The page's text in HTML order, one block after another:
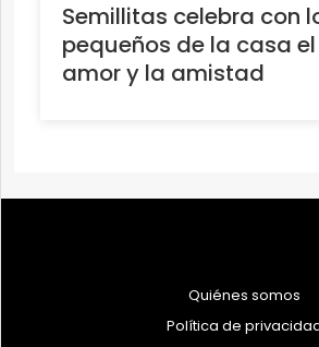
Semillitas celebra con
pequeños de la casa
amor y la amistad
Quiénes somos
Política de